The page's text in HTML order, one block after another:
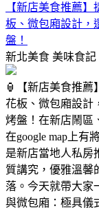
【新店美食推薦
板、微包廂設計，
盤！
新北美食 美味食記
🏮【新店美食推薦
花板、微包廂設計
烤盤！在新店鬧區
在google map上有
是新店當地人私
質講究，優雅溫馨
落。今天就帶大家
與微包廂：極具儀